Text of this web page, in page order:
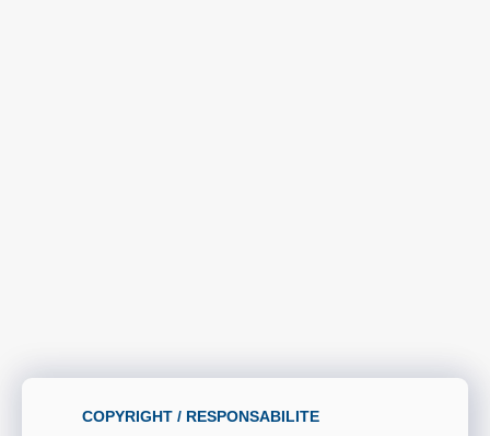
COPYRIGHT / RESPONSABILITE